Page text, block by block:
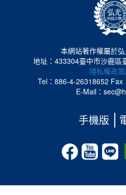
本網站著作權屬於
地址：433304臺中市沙鹿
隱私權政
Tel：886-4-26318652 Fax
E-Mail：
手機版